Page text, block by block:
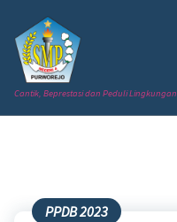
content
Cantik, Beprestasi dan Peduli Lingkungan
PPDB 2023